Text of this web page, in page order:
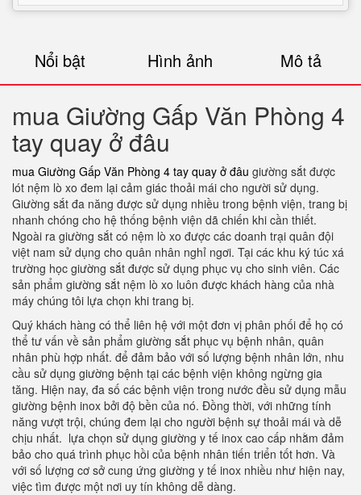
Nổi bật Hình ảnh Mô tả
mua Giường Gấp Văn Phòng 4
tay quay ở đâu
mua Giường Gấp Văn Phòng 4 tay quay ở đâu giường sắt được
lót nệm lò xo đem lại cảm giác thoải mái cho người sử dụng.
Giường sắt đa năng được sử dụng nhiều trong bệnh viện, trang bị
nhanh chóng cho hệ thống bệnh viện dã chiến khi cần thiết.
Ngoài ra giường sắt có nệm lò xo được các doanh trại quân đội
việt nam sử dụng cho quân nhân nghỉ ngơi. Tại các khu ký túc xá
trường học giường sắt được sử dụng phục vụ cho sinh viên. Các
sản phẩm giường sắt nệm lò xo luôn được khách hàng của nhà
máy chúng tôi lựa chọn khi trang bị.
Quý khách hàng có thể liên hệ với một đơn vị phân phối để họ có
thể tư vấn về sản phẩm giường sắt phục vụ bệnh nhân, quân
nhân phù hợp nhất. để đảm bảo với số lượng bệnh nhân lớn, nhu
cầu sử dụng giường bệnh tại các bệnh viện không ngừng gia
tăng. Hiện nay, đa số các bệnh viện trong nước đều sử dụng mẫu
giường bệnh inox bởi độ bền của nó. Đồng thời, với những tính
năng vượt trội, chúng đem lại cho người bệnh sự thoải mái và dễ
chịu nhất. lựa chọn sử dụng giường y tế inox cao cấp nhằm đảm
bảo cho quá trình phục hồi của bệnh nhân tiến triển tốt hơn. Và
với số lượng cơ sở cung ứng giường y tế inox nhiều như hiện nay,
việc tìm được một nơi uy tín không dễ dàng.